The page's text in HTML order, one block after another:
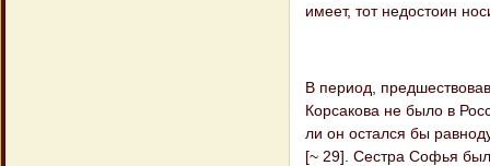
имеет, тот недостоин
В период,
Корсакова не было в
ли он остался бы
[~ 29]. Сестра Софья